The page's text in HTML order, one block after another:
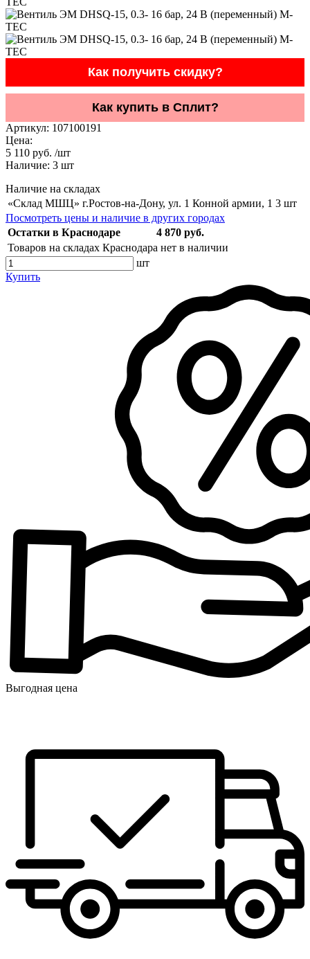
Как получить скидку?
Как купить в Сплит?
Артикул: 107100191
Цена:
5 110 руб. /шт
Наличие: 3 шт
Наличие на складах
«Склад МШЦ» г.Ростов-на-Дону, ул. 1 Конной армии, 1 3 шт
Посмотреть цены и наличие в других городах
Остатки в Краснодаре
4 870 руб.
Товаров на складах Краснодара нет в наличии
шт
Купить
Выгодная цена